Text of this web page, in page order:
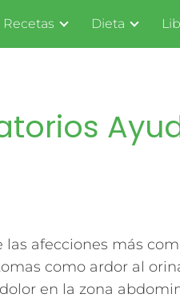
Recetas Dieta
afecciones más
como ardor al
en la zona